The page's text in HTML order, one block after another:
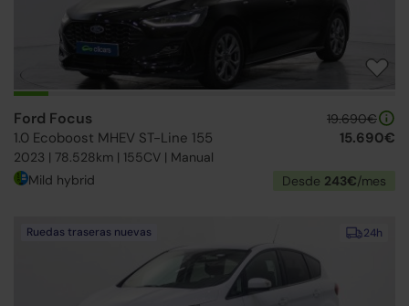
Ford Focus
1.0 Ecoboost MHEV ST-Line 155
2023 | 78.528km | 155CV | Manual
19.690€
15.690€
Mild hybrid Desde 243€/mes
24h
Ruedas traseras nuevas